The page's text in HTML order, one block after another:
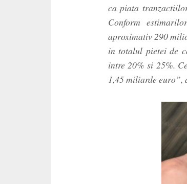
ca piata
Conform
aproximativ 290
in totalul pietei de
intre 20% si 25%.
1,45 miliarde euro”,